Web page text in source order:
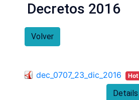
Decretos 2016
Volver
dec_0707_23_dic_2016 Hot
Details